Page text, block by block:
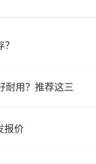
耐用？推荐这三
报价